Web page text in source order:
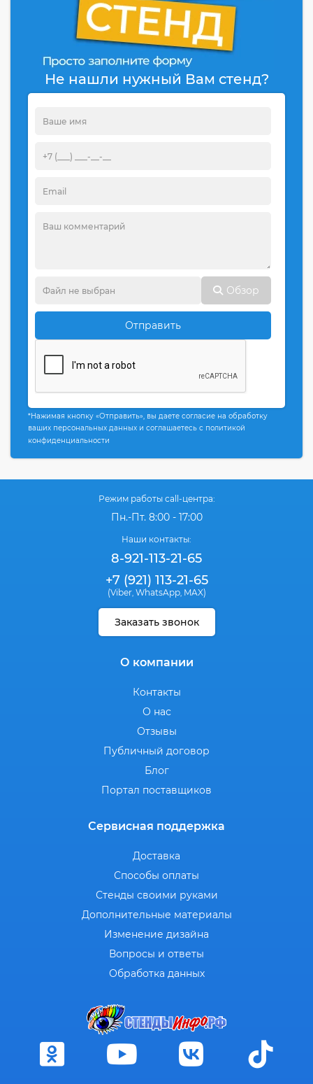
Не нашли нужный Вам стенд?
Обзор
Отправить
*Нажимая кнопку «Отправить», вы даете согласие на обработку
ваших персональных данных и соглашаетесь с политикой
конфиденциальности
Режим работы call-центра:
Пн.-Пт. 8:00 - 17:00
Наши контакты:
8-921-113-21-65
+7 (921) 113-21-65
(Viber, WhatsApp, MAX)
Заказать звонок
О компании
Контакты
О нас
Отзывы
Публичный договор
Блог
Портал поставщиков
Сервисная поддержка
Доставка
Способы оплаты
Стенды своими руками
Дополнительные материалы
Изменение дизайна
Вопросы и ответы
Обработка данных